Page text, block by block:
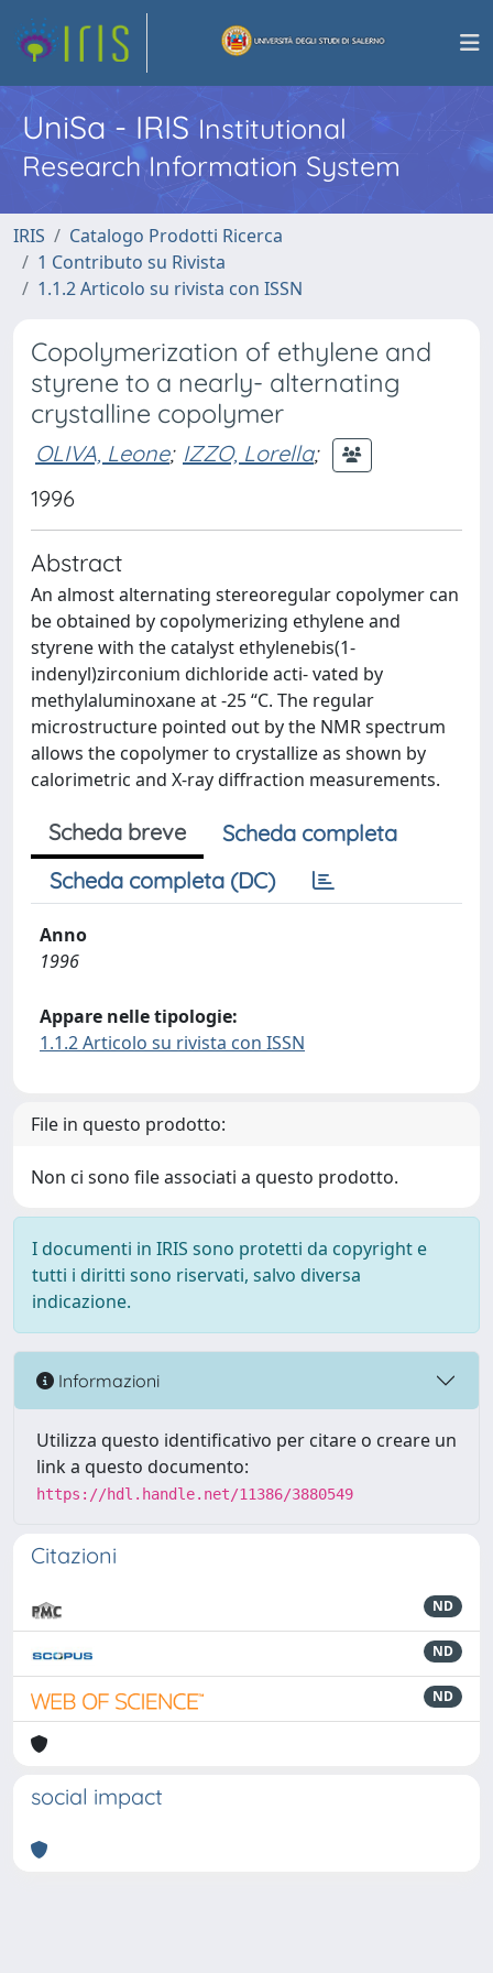
UniSa - IRISInstitutional
Research Information System
IRIS
Catalogo Prodotti Ricerca
1 Contributo su Rivista
1.1.2 Articolo su rivista con ISSN
Copolymerization of ethylene and
styrene to a nearly- alternating
crystalline copolymer
OLIVA, Leone; IZZO, Lorella;
1996
Abstract
An almost alternating stereoregular copolymer can
be obtained by copolymerizing ethylene and
styrene with the catalyst ethylenebis(1-
indenyl)zirconium dichloride acti- vated by
methylaluminoxane at -25 “C. The regular
microstructure pointed out by the NMR spectrum
allows the copolymer to crystallize as shown by
calorimetric and X-ray diffraction measurements.
Scheda breve
Scheda completa
Scheda completa (DC)
Anno
1996
Appare nelle tipologie:
1.1.2 Articolo su rivista con ISSN
File in questo prodotto:
Non ci sono file associati a questo prodotto.
I documenti in IRIS sono protetti da copyright e
tutti i diritti sono riservati, salvo diversa
indicazione.
Informazioni
Utilizza questo identificativo per citare o creare un
link a questo documento:
https://hdl.handle.net/11386/3880549
Citazioni
ND
ND
ND
social impact